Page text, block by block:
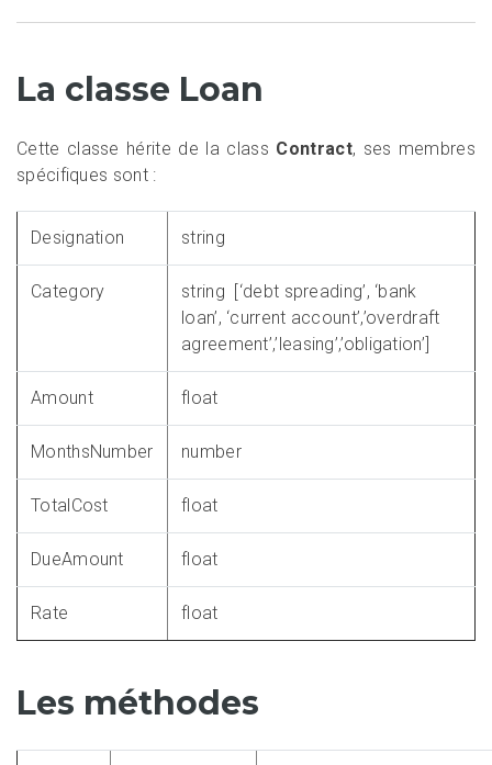
La classe Loan
Cette classe hérite de la class Contract, ses membres
spécifiques sont :
Designation string
Category
string [‘debt spreading’, ‘bank
loan’, ‘current account’,’overdraft
agreement’,’leasing’,’obligation’]
Amount float
MonthsNumber number
TotalCost float
DueAmount float
Rate float
Les méthodes